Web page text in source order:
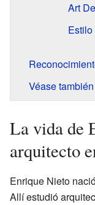
Art
Véase también
La vida de
arquitecto
Enrique Nieto
Allí estudió